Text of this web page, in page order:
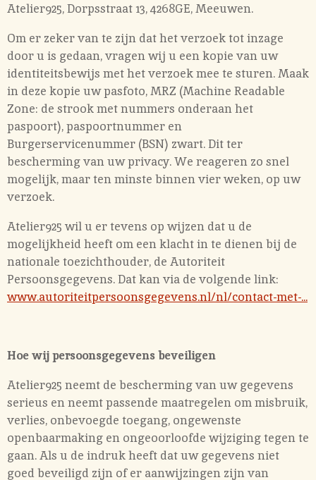
Atelier925,Dorpsstraat 13, 4268GE, Meeuwen.
Om er zeker van te zijn dat het verzoek tot inzage
door u is gedaan, vragen wij u een kopie van uw
identiteitsbewijs met het verzoek mee te sturen. Maak
in deze kopie uw pasfoto, MRZ (Machine Readable
Zone: de strook met nummers onderaan het
paspoort), paspoortnummer en
Burgerservicenummer (BSN) zwart. Dit ter
bescherming van uw privacy. We reageren zo snel
mogelijk, maar ten minste binnen vier weken, op uw
verzoek.
Atelier925 wil u er tevens op wijzen dat u de
mogelijkheid heeft om een klacht in te dienen bij de
nationale toezichthouder, de Autoriteit
Persoonsgegevens. Dat kan via de volgende link:
www.autoriteitpersoonsgegevens.nl/nl/contact-met-...
Hoe wij persoonsgegevens beveiligen
Atelier925 neemt de bescherming van uw gegevens
serieus en neemt passende maatregelen om misbruik,
verlies, onbevoegde toegang, ongewenste
openbaarmaking en ongeoorloofde wijziging tegen te
gaan. Als u de indruk heeft dat uw gegevens niet
goed beveiligd zijn of er aanwijzingen zijn van